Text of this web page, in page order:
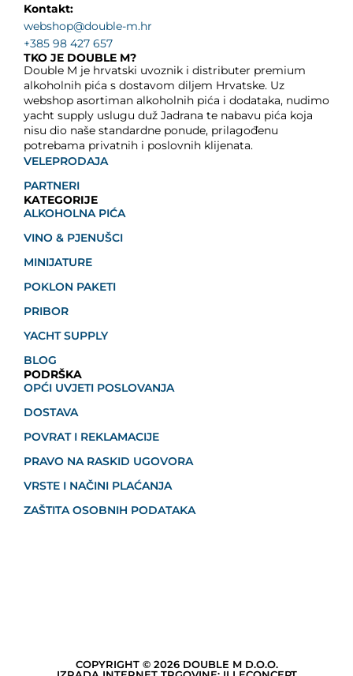
Kontakt:
webshop@double-m.hr
+385 98 427 657
TKO JE DOUBLE M?
Double M je hrvatski uvoznik i distributer premium
alkoholnih pića s dostavom diljem Hrvatske. Uz
webshop asortiman alkoholnih pića i dodataka, nudimo
yacht supply uslugu duž Jadrana te nabavu pića koja
nisu dio naše standardne ponude, prilagođenu
potrebama privatnih i poslovnih klijenata.
VELEPRODAJA
PARTNERI
KATEGORIJE
ALKOHOLNA PIĆA
VINO & PJENUŠCI
MINIJATURE
POKLON PAKETI
PRIBOR
YACHT SUPPLY
BLOG
PODRŠKA
OPĆI UVJETI POSLOVANJA
DOSTAVA
POVRAT I REKLAMACIJE
PRAVO NA RASKID UGOVORA
VRSTE I NAČINI PLAĆANJA
ZAŠTITA OSOBNIH PODATAKA
COPYRIGHT © 2026 DOUBLE M D.O.O.